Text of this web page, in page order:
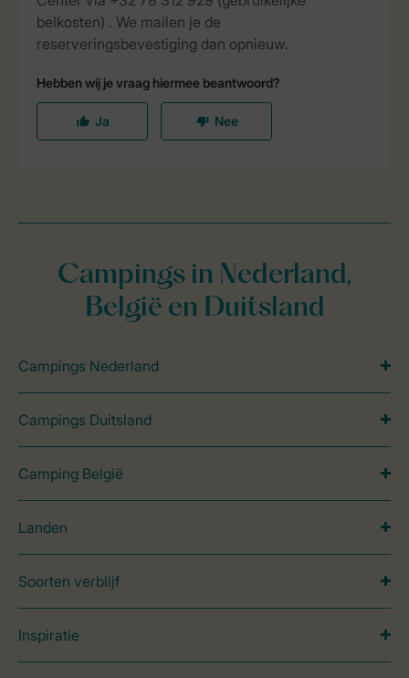
Campings in Nederland,
België en Duitsland
Campings Nederland
Campings Duitsland
Camping België
Landen
Soorten verblijf
Inspiratie